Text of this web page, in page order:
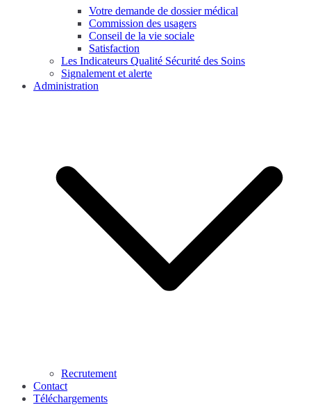
Votre demande de dossier médical
Commission des usagers
Conseil de la vie sociale
Satisfaction
Les Indicateurs Qualité Sécurité des Soins
Signalement et alerte
Administration
Recrutement
Contact
Téléchargements